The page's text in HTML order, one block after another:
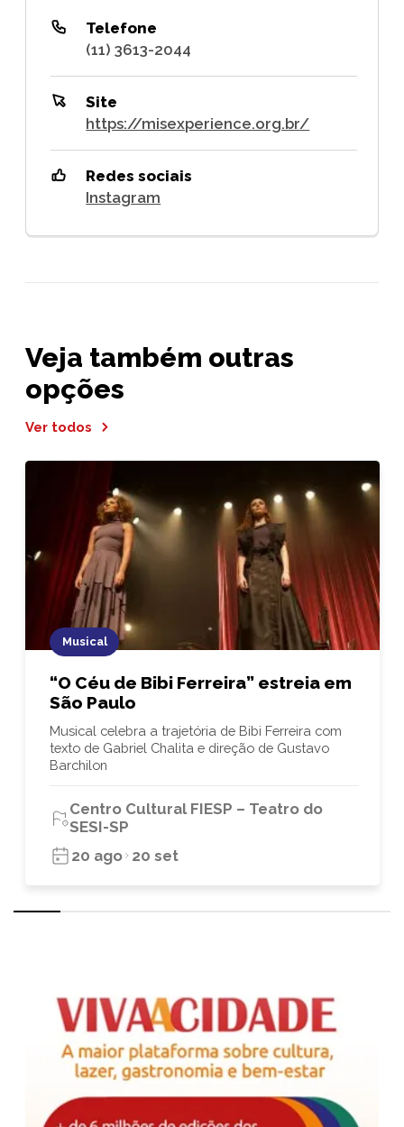
Telefone
(11) 3613-2044
Site
https://misexperience.org.br/
Redes sociais
Instagram
Veja também outras
opções
Ver todos
Musical
“O Céu de Bibi Ferreira” estreia em
São Paulo
Musical celebra a trajetória de Bibi Ferreira com
texto de Gabriel Chalita e direção de Gustavo
Barchilon
Centro Cultural FIESP – Teatro do
SESI-SP
20 ago 20 set